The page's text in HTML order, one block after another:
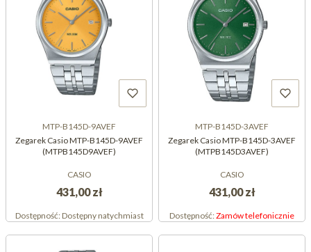
MTP-B145D-9AVEF
Zegarek Casio MTP-B145D-9AVEF
(MTPB145D9AVEF)
CASIO
431,00 zł
Dostępność:Dostępny natychmiast
MTP-B145D-3AVEF
Zegarek Casio MTP-B145D-3AVEF
(MTPB145D3AVEF)
CASIO
431,00 zł
Dostępność:Zamów telefonicznie